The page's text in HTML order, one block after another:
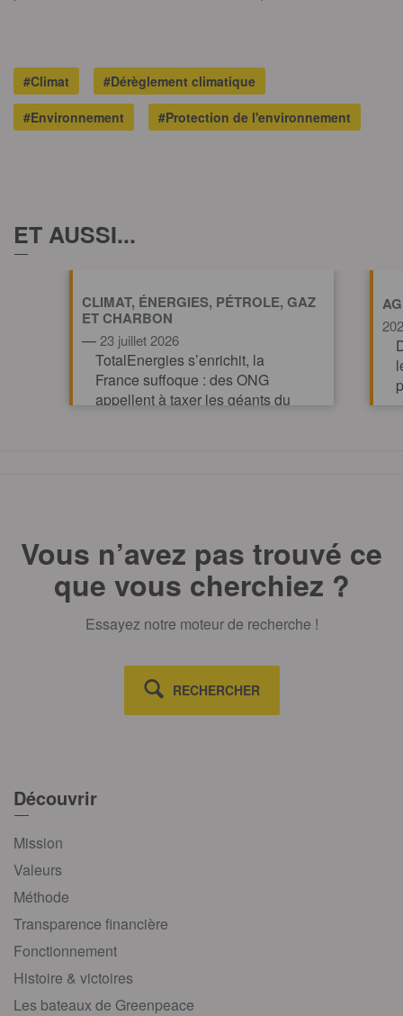
#Climat
#Dérèglement climatique
#Environnement
#Protection de l'environnement
ET AUSSI...
CLIMAT, ÉNERGIES, PÉTROLE, GAZ
ET CHARBON
—23 juillet 2026
TotalEnergies s’enrichit, la
France suffoque : des ONG
appellent à taxer les géants du
Vous n’avez pas trouvé ce
que vous cherchiez ?
Essayez notre moteur de recherche !
RECHERCHER
Découvrir
Mission
Valeurs
Méthode
Transparence financière
Fonctionnement
Histoire & victoires
Les bateaux de Greenpeace